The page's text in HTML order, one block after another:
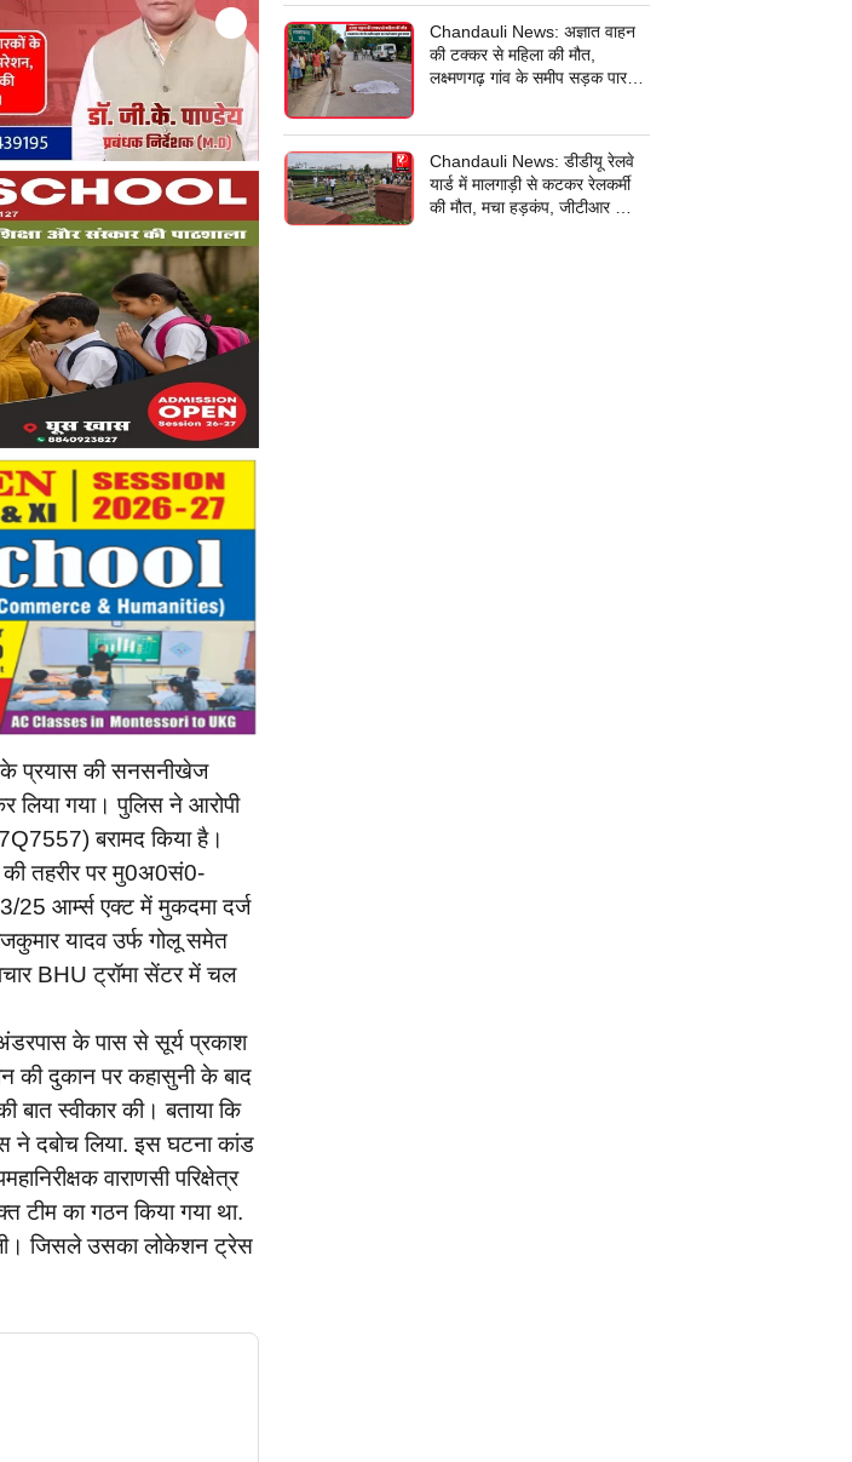
के प्रयास की सनसनीखेज
लिया गया। पुलिस ने आरोपी
बरामद किया है।
की तहरीर पर मु0अ0सं0-
3/25 आर्म्स एक्ट में मुकदमा दर्ज
यादव उर्फ गोलू समेत
BHU ट्रॉमा सेंटर में चल
के पास से सूर्य प्रकाश
की दुकान पर कहासुनी के बाद
स्वीकार की। बताया कि
ने दबोच लिया. इस घटना कांड
वाराणसी परिक्षेत्र
टीम का गठन किया गया था.
ली। जिसले उसका लोकेशन ट्रेस‌
Chandauli News: अज्ञात वाहन
की टक्कर से महिला की मौत,
लक्ष्मणगढ़ गांव के समीप सड़क पार
Chandauli News: डीडीयू रेलवे
यार्ड में मालगाड़ी से कटकर रेलकर्मी
की मौत, मचा हड़कंप, जीटीआर ब्रिज